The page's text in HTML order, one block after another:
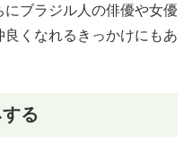
にブラジル人の俳優や女優
くなれるきっかけにもあ
る